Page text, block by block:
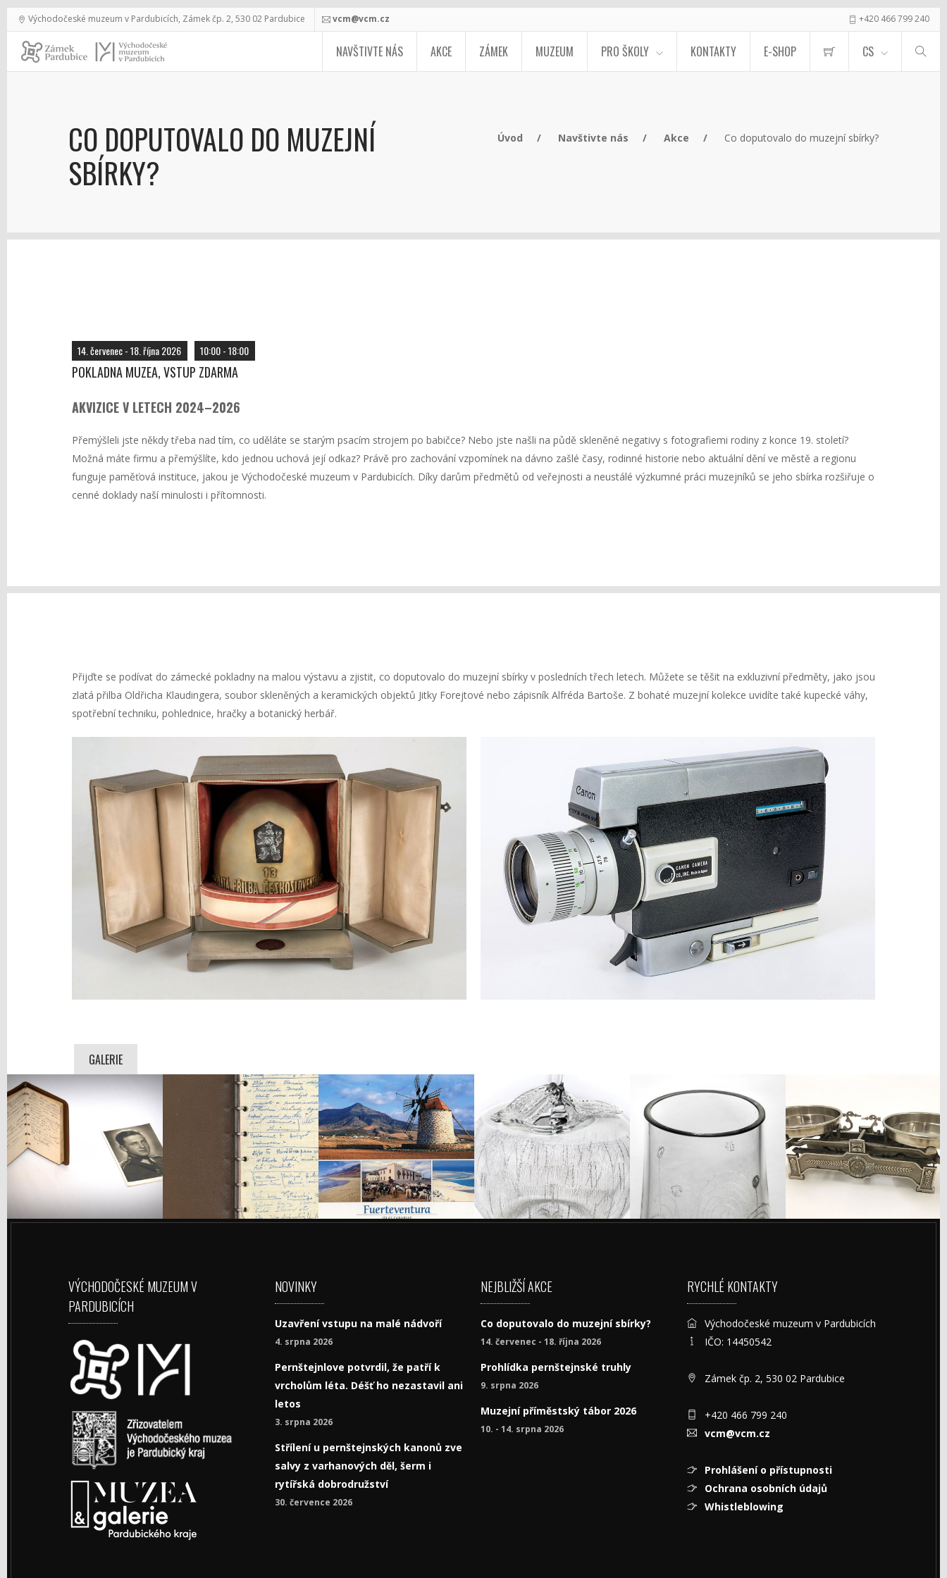
Východočeské muzeum v Pardubicích, Zámek čp. 2, 530 02 Pardubice vcm@vcm.cz +420 466 799 240
NAVŠTIVTE NÁS AKCE ZÁMEK MUZEUM PRO ŠKOLY KONTAKTY E-SHOP CS
CO DOPUTOVALO DO MUZEJNÍ
SBÍRKY?
Úvod Navštivte nás Akce Co doputovalo do muzejní sbírky?
14. červenec - 18. října 2026 10:00 - 18:00
POKLADNA MUZEA, VSTUP ZDARMA
AKVIZICE V LETECH 2024–2026
Přemýšleli jste někdy třeba nad tím, co uděláte se starým psacím strojem po babičce? Nebo jste našli na půdě skleněné negativy s fotografiemi rodiny z konce 19. století?
Možná máte firmu a přemýšlíte, kdo jednou uchová její odkaz? Právě pro zachování vzpomínek na dávno zašlé časy, rodinné historie nebo aktuální dění ve městě a regionu
funguje paměťová instituce, jakou je Východočeské muzeum v Pardubicích. Díky darům předmětů od veřejnosti a neustálé výzkumné práci muzejníků se jeho sbírka rozšiřuje o
cenné doklady naší minulosti i přítomnosti.
Přijďte se podívat do zámecké pokladny na malou výstavu a zjistit, co doputovalo do muzejní sbírky v posledních třech letech. Můžete se těšit na exkluzivní předměty, jako jsou
zlatá přilba Oldřicha Klaudingera, soubor skleněných a keramických objektů Jitky Forejtové nebo zápisník Alfréda Bartoše. Z bohaté muzejní kolekce uvidíte také kupecké váhy,
spotřební techniku, pohlednice, hračky a botanický herbář.
GALERIE
VÝCHODOČESKÉ MUZEUM V
PARDUBICÍCH
NOVINKY
Uzavření vstupu na malé nádvoří
4. srpna 2026
Pernštejnlove potvrdil, že patří k
vrcholům léta. Déšť ho nezastavil ani
letos
3. srpna 2026
Střílení u pernštejnských kanonů zve
salvy z varhanových děl, šerm i
rytířská dobrodružství
30. července 2026
NEJBLIŽŠÍ AKCE
Co doputovalo do muzejní sbírky?
14. červenec - 18. října 2026
Prohlídka pernštejnské truhly
9. srpna 2026
Muzejní příměstský tábor 2026
10. - 14. srpna 2026
RYCHLÉ KONTAKTY
Východočeské muzeum v Pardubicích
IČO: 14450542
Zámek čp. 2, 530 02 Pardubice
+420 466 799 240
vcm@vcm.cz
Prohlášení o přístupnosti
Ochrana osobních údajů
Whistleblowing